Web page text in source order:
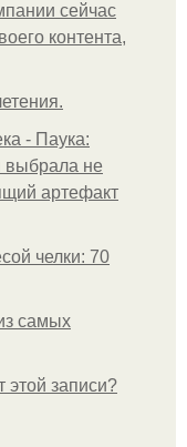
сейчас
контента,
- Паука:
не
артефакт
челки: 70
самых
записи?